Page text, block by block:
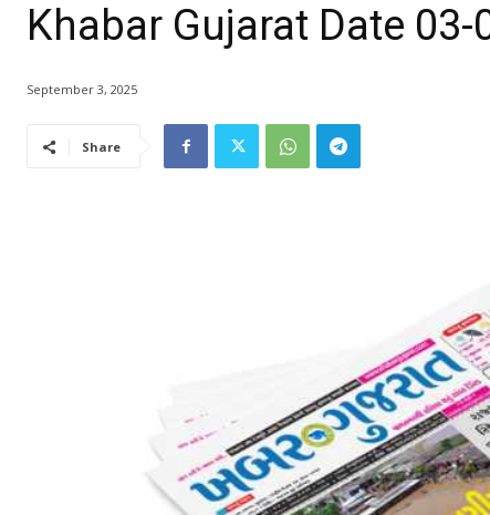
Khabar Gujarat Date
September 3, 2025
Share